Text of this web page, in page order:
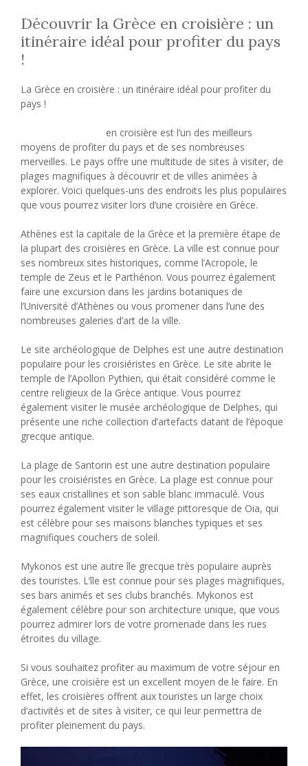
Découvrir la Grèce en croisière : un
itinéraire idéal pour profiter du pays
!
La Grèce en croisière : un itinéraire idéal pour profiter du
pays !
en croisière est l’un des meilleurs
moyens de profiter du pays et de ses nombreuses
merveilles. Le pays offre une multitude de sites à visiter, de
plages magnifiques à découvrir et de villes animées à
explorer. Voici quelques-uns des endroits les plus populaires
que vous pourrez visiter lors d’une croisière en Grèce.
Athènes est la capitale de la Grèce et la première étape de
la plupart des croisières en Grèce. La ville est connue pour
ses nombreux sites historiques, comme l’Acropole, le
temple de Zeus et le Parthénon. Vous pourrez également
faire une excursion dans les jardins botaniques de
l’Université d’Athènes ou vous promener dans l’une des
nombreuses galeries d’art de la ville.
Le site archéologique de Delphes est une autre destination
populaire pour les croisiéristes en Grèce. Le site abrite le
temple de l’Apollon Pythien, qui était considéré comme le
centre religieux de la Grèce antique. Vous pourrez
également visiter le musée archéologique de Delphes, qui
présente une riche collection d’artefacts datant de l’époque
grecque antique.
La plage de Santorin est une autre destination populaire
pour les croisiéristes en Grèce. La plage est connue pour
ses eaux cristallines et son sable blanc immaculé. Vous
pourrez également visiter le village pittoresque de Oia, qui
est célèbre pour ses maisons blanches typiques et ses
magnifiques couchers de soleil.
Mykonos est une autre île grecque très populaire auprès
des touristes. L’île est connue pour ses plages magnifiques,
ses bars animés et ses clubs branchés. Mykonos est
également célèbre pour son architecture unique, que vous
pourrez admirer lors de votre promenade dans les rues
étroites du village.
Si vous souhaitez profiter au maximum de votre séjour en
Grèce, une croisière est un excellent moyen de le faire. En
effet, les croisières offrent aux touristes un large choix
d’activités et de sites à visiter, ce qui leur permettra de
profiter pleinement du pays.